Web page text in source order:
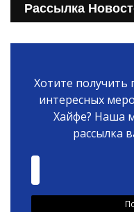
Рассылка
Хотите
интересных
Хайфе? Наша
рассылка